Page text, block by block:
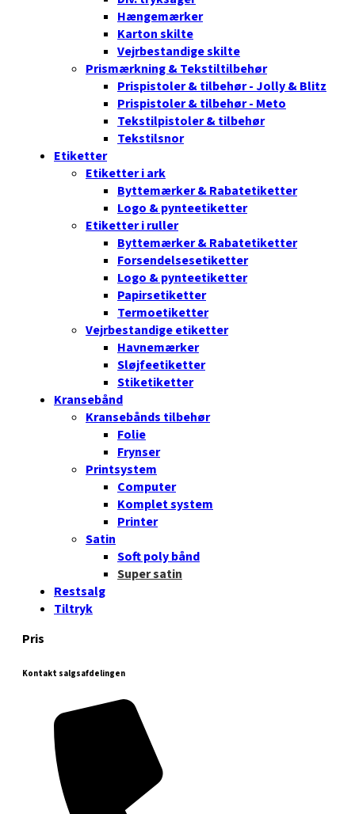
Hængemærker
Karton skilte
Vejrbestandige skilte
Prismærkning & Tekstiltilbehør
Prispistoler & tilbehør - Jolly & Blitz
Prispistoler & tilbehør - Meto
Tekstilpistoler & tilbehør
Tekstilsnor
Etiketter
Etiketter i ark
Byttemærker & Rabatetiketter
Logo & pynteetiketter
Etiketter i ruller
Byttemærker & Rabatetiketter
Forsendelsesetiketter
Logo & pynteetiketter
Papirsetiketter
Termoetiketter
Vejrbestandige etiketter
Havnemærker
Sløjfeetiketter
Stiketiketter
Kransebånd
Kransebånds tilbehør
Folie
Frynser
Printsystem
Computer
Komplet system
Printer
Satin
Soft poly bånd
Super satin
Restsalg
Tiltryk
Pris
Kontakt salgsafdelingen